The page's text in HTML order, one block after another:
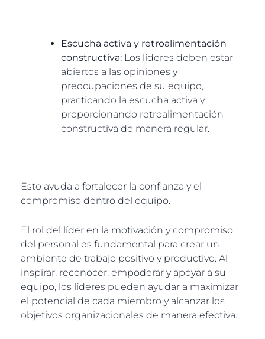
Escucha activa y retroalimentación
constructiva: Los líderes deben estar
abiertos a las opiniones y
preocupaciones de su equipo,
practicando la escucha activa y
proporcionando retroalimentación
constructiva de manera regular.
Esto ayuda a fortalecer la confianza y el
compromiso dentro del equipo.
El rol del líder en la motivación y compromiso
del personal es fundamental para crear un
ambiente de trabajo positivo y productivo. Al
inspirar, reconocer, empoderar y apoyar a su
equipo, los líderes pueden ayudar a maximizar
el potencial de cada miembro y alcanzar los
objetivos organizacionales de manera efectiva.